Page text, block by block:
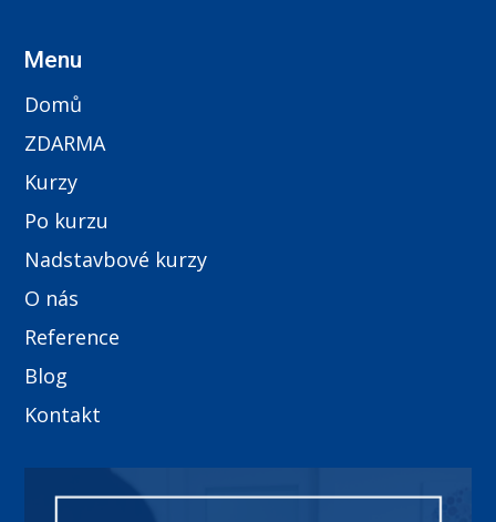
Menu
Domů
ZDARMA
Kurzy
Po kurzu
Nadstavbové kurzy
O nás
Reference
Blog
Kontakt